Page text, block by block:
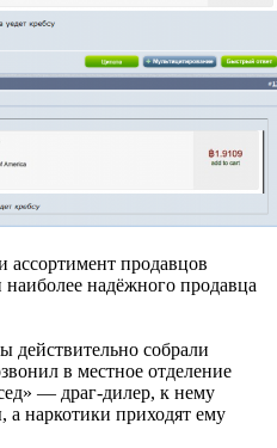
ассортимент продавцов
надёжного продавца
действительно собрали
в местное отделение
— драг-дилер, к нему
наркотики приходят ему